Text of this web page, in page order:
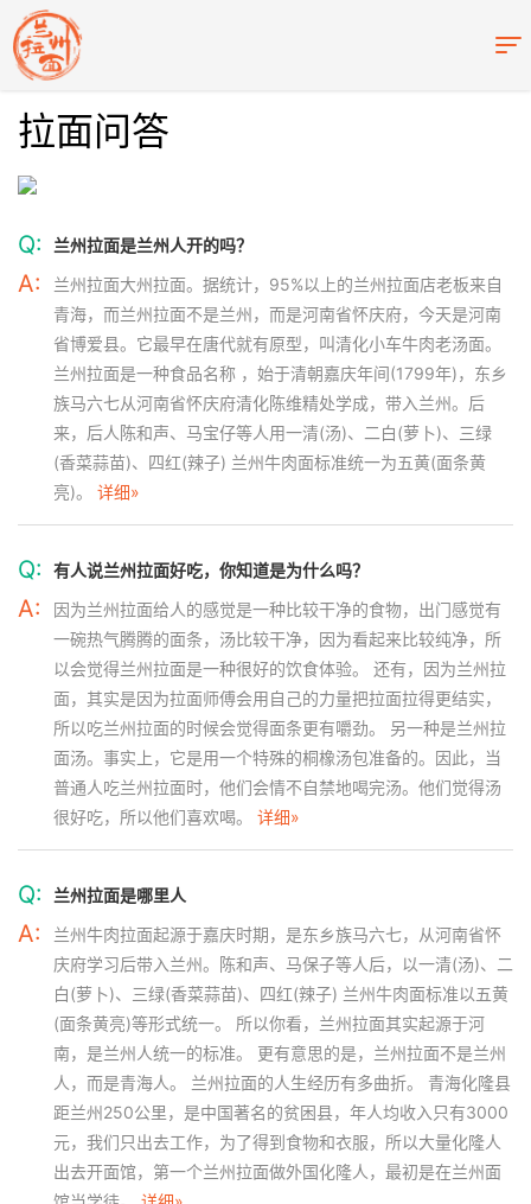
拉面问答
Q: 兰州拉面是兰州人开的吗？
A:
兰州拉面大州拉面。据统计，95%以上的兰州拉面店老板来自
青海，而兰州拉面不是兰州，而是河南省怀庆府，今天是河南
省博爱县。它最早在唐代就有原型，叫清化小车牛肉老汤面。
兰州拉面是一种食品名称 ，始于清朝嘉庆年间(1799年)，东乡
族马六七从河南省怀庆府清化陈维精处学成，带入兰州。后
来，后人陈和声、马宝仔等人用一清(汤)、二白(萝卜)、三绿
(香菜蒜苗)、四红(辣子) 兰州牛肉面标准统一为五黄(面条黄
亮)。 详细»
Q: 有人说兰州拉面好吃，你知道是为什么吗？
A:
因为兰州拉面给人的感觉是一种比较干净的食物，出门感觉有
一碗热气腾腾的面条，汤比较干净，因为看起来比较纯净，所
以会觉得兰州拉面是一种很好的饮食体验。 还有，因为兰州拉
面，其实是因为拉面师傅会用自己的力量把拉面拉得更结实，
所以吃兰州拉面的时候会觉得面条更有嚼劲。 另一种是兰州拉
面汤。事实上，它是用一个特殊的桐橡汤包准备的。因此，当
普通人吃兰州拉面时，他们会情不自禁地喝完汤。他们觉得汤
很好吃，所以他们喜欢喝。 详细»
Q: 兰州拉面是哪里人
A:
兰州牛肉拉面起源于嘉庆时期，是东乡族马六七，从河南省怀
庆府学习后带入兰州。陈和声、马保子等人后，以一清(汤)、二
白(萝卜)、三绿(香菜蒜苗)、四红(辣子) 兰州牛肉面标准以五黄
(面条黄亮)等形式统一。 所以你看，兰州拉面其实起源于河
南，是兰州人统一的标准。 更有意思的是，兰州拉面不是兰州
人，而是青海人。 兰州拉面的人生经历有多曲折。 青海化隆县
距兰州250公里，是中国著名的贫困县，年人均收入只有3000
元，我们只出去工作，为了得到食物和衣服，所以大量化隆人
出去开面馆，第一个兰州拉面做外国化隆人，最初是在兰州面